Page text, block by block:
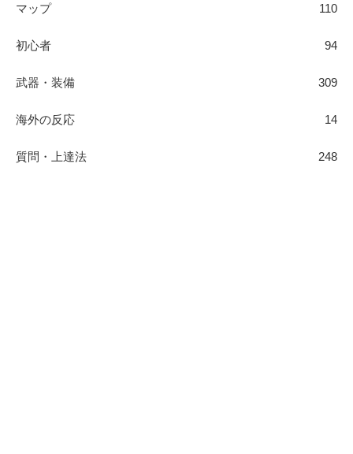
マップ 110
初心者 94
武器・装備 309
海外の反応 14
質問・上達法 248